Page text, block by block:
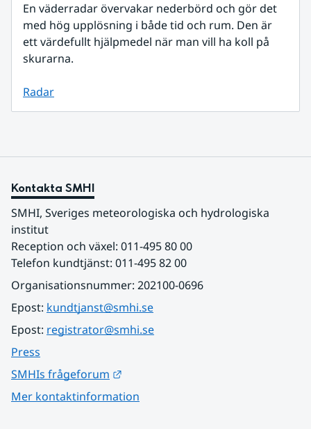
En väderradar övervakar nederbörd och gör det
med hög upplösning i både tid och rum. Den är
ett värdefullt hjälpmedel när man vill ha koll på
skurarna.
Radar
Kontakta SMHI
SMHI, Sveriges meteorologiska och hydrologiska
institut
Reception och växel: 011-495 80 00
Telefon kundtjänst: 011-495 82 00
Organisationsnummer: 202100-0696
Epost: kundtjanst@smhi.se
Epost: registrator@smhi.se
Press
SMHIs frågeforum
Mer kontaktinformation